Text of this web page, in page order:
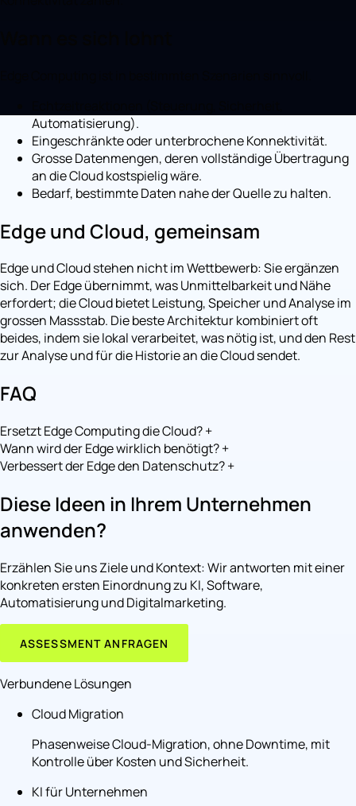
Automatisierung).
Eingeschränkte oder unterbrochene Konnektivität.
Grosse Datenmengen, deren vollständige Übertragung
an die Cloud kostspielig wäre.
Bedarf, bestimmte Daten nahe der Quelle zu halten.
Edge und Cloud, gemeinsam
Edge und Cloud stehen nicht im Wettbewerb: Sie ergänzen
sich. Der Edge übernimmt, was Unmittelbarkeit und Nähe
erfordert; die Cloud bietet Leistung, Speicher und Analyse im
grossen Massstab. Die beste Architektur kombiniert oft
beides, indem sie lokal verarbeitet, was nötig ist, und den Rest
zur Analyse und für die Historie an die Cloud sendet.
FAQ
Ersetzt Edge Computing die Cloud?+
Wann wird der Edge wirklich benötigt?+
Verbessert der Edge den Datenschutz?+
Diese Ideen in Ihrem Unternehmen
anwenden?
Erzählen Sie uns Ziele und Kontext: Wir antworten mit einer
konkreten ersten Einordnung zu KI, Software,
Automatisierung und Digitalmarketing.
ASSESSMENT ANFRAGEN
Verbundene Lösungen
Cloud Migration
Phasenweise Cloud-Migration, ohne Downtime, mit
Kontrolle über Kosten und Sicherheit.
KI für Unternehmen